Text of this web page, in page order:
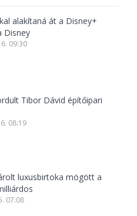
alakítaná át a Disney+
Disney
09:30
Tibor Dávid építőipari
08:19
luxusbirtoka mögött a
07:08